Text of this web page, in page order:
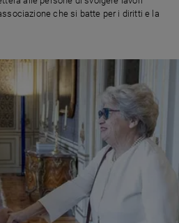
che si batte per i diritti e la